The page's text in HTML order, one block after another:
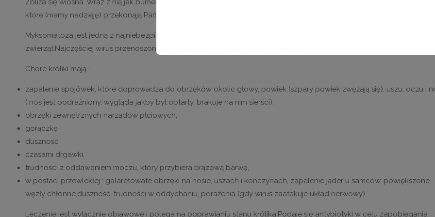
Zbliża się wiosna. Wraz z nią jak bumerang powraca dyskusja: szczepić czy nie szczepić króliki domowe. Oto kilka
które (mamy nadzieję) przekonają Państwa do przeprowadzania regularnych szczepień swoich pupili.
Myksomatoza jest jedną z najniebezpieczniejszych chorób króliczych i niestety często kończy się śmiercią
zwierząt.Najczęściej wirus przenoszony jest przez pchły ,komary ,muchy ,meszki .
Chore króliki mają :
zapalenie spojówek, które doprowadza do obrzęków okolic głowy, powiek (szpary powiek zwężają się), uszu, oczu i
( nos jest podrażniony, wygląda jakby był obtarty, brakuje na nim sierści),
obrzęki zewnętrznych narządów płciowych,
gorączkę
duszność
czasami drgawki,
trudności z oddawaniem moczu, który przybiera brązową barwę,
w postaci przewlekłej : galaretowate obrzęki na nosie, uszach i kończynach, zapalenie jąder u samców, powiększone
węzły chłonne,duszność, trudności w oddychaniu, porażenia (gdy wirus zaatakuje układ nerwowy)
Leczenie jest wyłącznie objawowe i polega na poprawianiu stanu królika.Podaje się antybiotyki w celu zapobiegania